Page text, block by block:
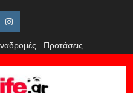
Instagram
Προτάσεις